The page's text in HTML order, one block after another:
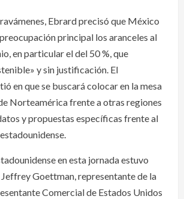
Ebrard precisó que México
principal los aranceles al
en particular el del 50 %, que
y sin justificación. El
en que se buscará colocar en la mesa
Norteamérica frente a otras regiones
y propuestas específicas frente al
en esta jornada estuvo
Goettman, representante de la
Comercial de Estados Unidos